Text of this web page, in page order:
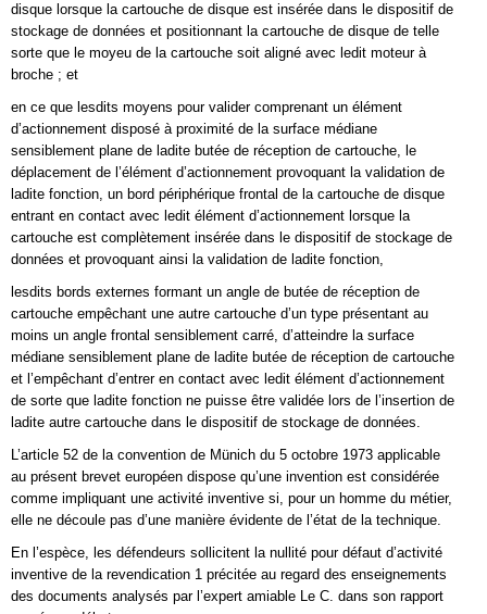
disque lorsque la cartouche de disque est insérée dans le dispositif de
stockage de données et positionnant la cartouche de disque de telle
sorte que le moyeu de la cartouche soit aligné avec ledit moteur à
broche ; et
en ce que lesdits moyens pour valider comprenant un élément
d’actionnement disposé à proximité de la surface médiane
sensiblement plane de ladite butée de réception de cartouche, le
déplacement de l’élément d’actionnement provoquant la validation de
ladite fonction, un bord périphérique frontal de la cartouche de disque
entrant en contact avec ledit élément d’actionnement lorsque la
cartouche est complètement insérée dans le dispositif de stockage de
données et provoquant ainsi la validation de ladite fonction,
lesdits bords externes formant un angle de butée de réception de
cartouche empêchant une autre cartouche d’un type présentant au
moins un angle frontal sensiblement carré, d’atteindre la surface
médiane sensiblement plane de ladite butée de réception de cartouche
et l’empêchant d’entrer en contact avec ledit élément d’actionnement
de sorte que ladite fonction ne puisse être validée lors de l’insertion de
ladite autre cartouche dans le dispositif de stockage de données.
L’article 52 de la convention de Münich du 5 octobre 1973 applicable
au présent brevet européen dispose qu’une invention est considérée
comme impliquant une activité inventive si, pour un homme du métier,
elle ne découle pas d’une manière évidente de l’état de la technique.
En l’espèce, les défendeurs sollicitent la nullité pour défaut d’activité
inventive de la revendication 1 précitée au regard des enseignements
des documents analysés par l’expert amiable Le C. dans son rapport